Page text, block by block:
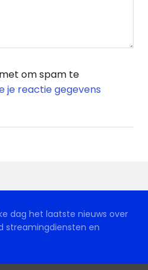
om spam te
je reactie gegevens
dag het laatste nieuws over
streamingdiensten en